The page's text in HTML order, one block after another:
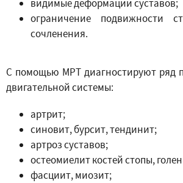
видимые деформации суставов;
ограничение подвижности
сочленения.
С помощью МРТ диагностируют ряд
двигательной системы:
артрит;
синовит, бурсит, тендинит;
артроз суставов;
остеомиелит костей стопы,
фасциит, миозит;